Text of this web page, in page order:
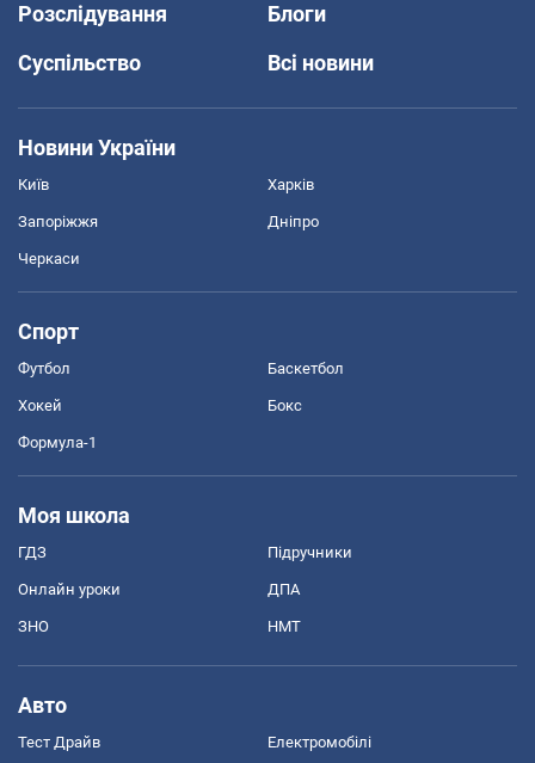
Розслідування
Блоги
Суспільство
Всі новини
Новини України
Київ Харків
Запоріжжя Дніпро
Черкаси
Спорт
Футбол Баскетбол
Хокей Бокс
Формула-1
Моя школа
ГДЗ Підручники
Онлайн уроки ДПА
ЗНО НМТ
Авто
Тест Драйв Електромобілі